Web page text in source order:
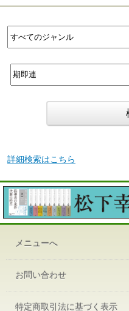
詳細検索はこちら
メニューへ
お問い合わせ
特定商取引法に基づく表示